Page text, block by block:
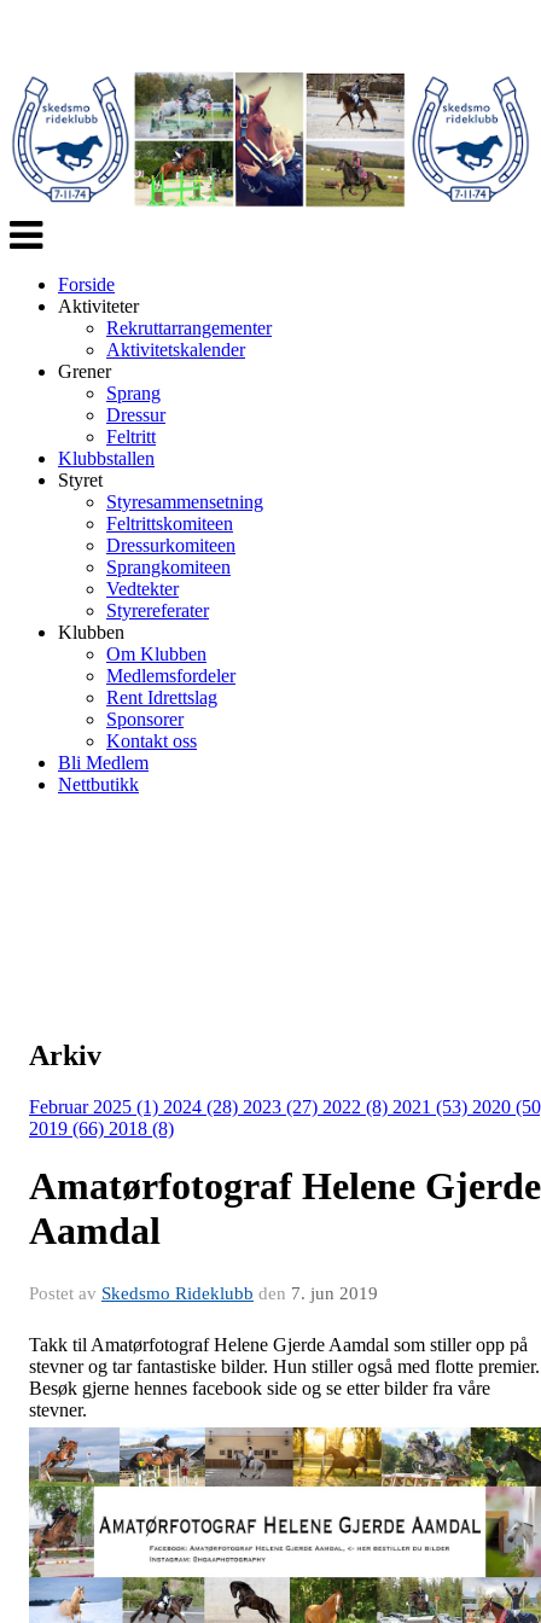
Veksle
navigasjon
Forside
Aktiviteter
Rekruttarrangementer
Aktivitetskalender
Grener
Sprang
Dressur
Feltritt
Klubbstallen
Styret
Styresammensetning
Feltrittskomiteen
Dressurkomiteen
Sprangkomiteen
Vedtekter
Styrereferater
Klubben
Om Klubben
Medlemsfordeler
Rent Idrettslag
Sponsorer
Kontakt oss
Bli Medlem
Nettbutikk
Arkiv
Februar 2025 (1) 2024 (28) 2023 (27) 2022 (8) 2021 (53) 2020
2019 (66) 2018 (8)
Amatørfotograf Helene Gjerde
Aamdal
Postet av Skedsmo Rideklubb den 7. jun 2019
Takk til Amatørfotograf Helene Gjerde Aamdal som stiller opp på
stevner og tar fantastiske bilder. Hun stiller også med flotte premier.
Besøk gjerne hennes facebook side og se etter bilder fra våre
stevner.